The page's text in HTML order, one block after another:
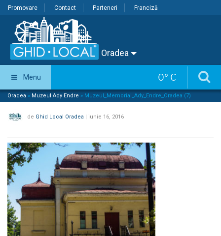
Promovare Contact Parteneri Franciză
Oradea
0° C
Menu
Oradea » Muzeul Ady Endre » Muzeul_Memorial_Ady_Endre_Oradea (7)
de Ghid Local Oradea | iunie 16, 2016